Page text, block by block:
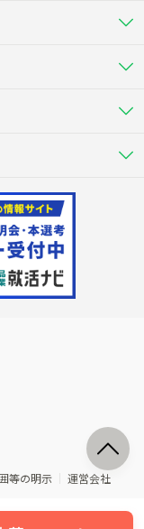
産
の畜産業（羊、ウズラな
ハウスで多様な野菜の生産
れた工場で野菜の生産管
産品の物流・卸し・輸出
採捕・養殖、または水産加
獣医師･人工授精師･
部採用
100日以上
可能
等の明示 運営会社